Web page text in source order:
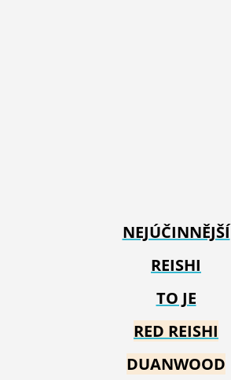
NEJÚČINNĚJŠÍ
REISHI
TO JE
RED REISHI
DUANWOOD